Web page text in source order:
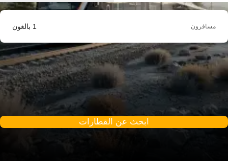
مسافرون 1 بالغون
ابحث عن القطارات